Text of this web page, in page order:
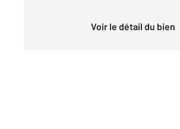
Voir le détail du bien